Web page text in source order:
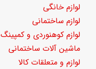
لوازم خانگی
لوازم ساختمانی
لوازم کوهنوردی و کمپینگ
ماشین آلات ساختمانی
لوازم و متعلقات کالا